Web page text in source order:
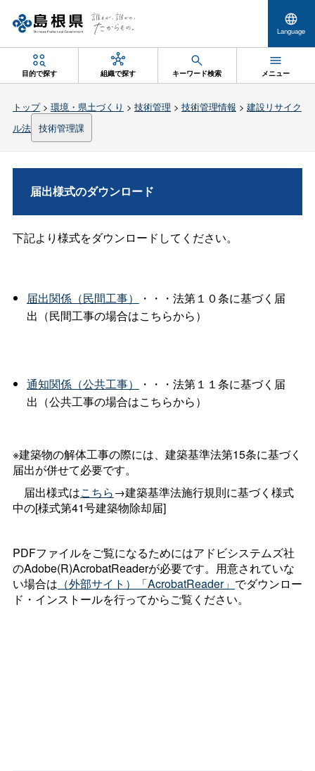
Language
目的で探す 組織で探す キーワード検索 メニュー
トップ> 環境・県土づくり > 技術管理 > 技術管理情報 > 建設リサイク
ル法 技術管理課
届出様式のダウンロード
下記より様式をダウンロードしてください。
届出関係（民間工事）
・・・法第１０条に基づく届
出（民間工事の場合はこちらから）
通知関係（公共工事）
・・・法第１１条に基づく届
出（公共工事の場合はこちらから）
※建築物の解体工事の際には、建築基準法第15条に基づく
届出が併せて必要です。
届出様式はこちら→建築基準法施行規則に基づく様式
中の[様式第41号建築物除却届]
PDFファイルをご覧になるためにはアドビシステムズ社
のAdobe(R)AcrobatReaderが必要です。用意されていな
い場合は （外部サイト）「AcrobatReader」 でダウンロー
ド・インストールを行ってからご覧ください。